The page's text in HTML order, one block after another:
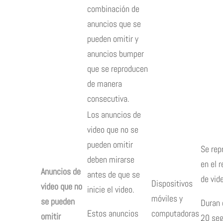
combinación de
anuncios que se
pueden omitir y
anuncios bumper
que se reproducen
de manera
consecutiva.
Anuncios de
video que no
se pueden
omitir
Los anuncios de
video que no se
pueden omitir
deben mirarse
antes de que se
inicie el video.
Estos anuncios
Dispositivos
móviles y
computadoras
Se
en el
de
20